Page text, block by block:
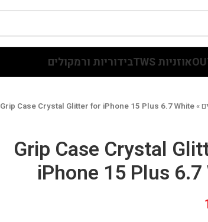
אוזניות TWS בידוריות ורמקולים
»
Grip Case Crystal Glitter for iPhone 15 Plus 6.7 White
Grip Case Crystal
iPhone 15 Plus